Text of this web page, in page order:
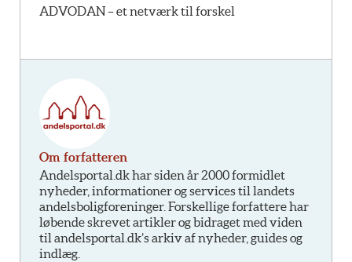
ADVODAN – et netværk til forskel
Om forfatteren
Andelsportal.dk har siden år 2000 formidlet
nyheder, informationer og services til landets
andelsboligforeninger. Forskellige forfattere har
løbende skrevet artikler og bidraget med viden
til andelsportal.dk’s arkiv af nyheder, guides og
indlæg.